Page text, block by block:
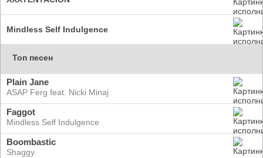
Mindless Self Indulgence
Топ песен
Plain Jane
ASAP Ferg feat. Nicki Minaj
Faggot
Mindless Self Indulgence
Boombastic
Shaggy